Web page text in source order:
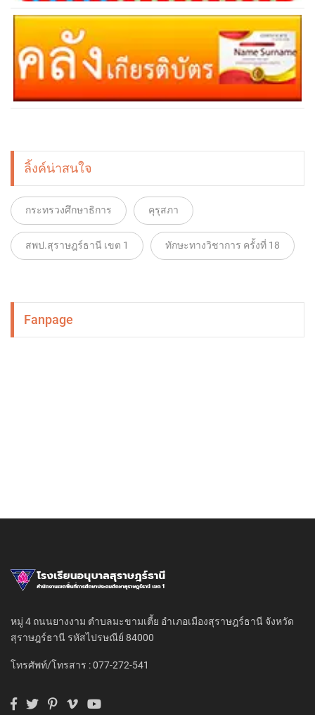
ลิ้งค์น่าสนใจ
กระทรวงศึกษาธิการ คุรุสภา
สพป.สุราษฎร์ธานี เขต 1 ทักษะทางวิชาการ ครั้งที่ 18
Fanpage
หมู่ 4 ถนนยางงาม ตำบลมะขามเตี้ย อำเภอเมืองสุราษฎร์ธานี จังหวัด
สุราษฎร์ธานี รหัสไปรษณีย์ 84000
โทรศัพท์/โทรสาร : 077-272-541